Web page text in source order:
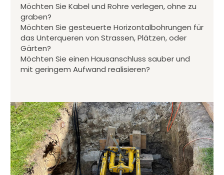
Möchten Sie Kabel und Rohre verlegen, ohne zu
graben?
Möchten Sie gesteuerte Horizontalbohrungen für
das Unterqueren von Strassen, Plätzen, oder
Gärten?
Möchten Sie einen Hausanschluss sauber und
mit geringem Aufwand realisieren?